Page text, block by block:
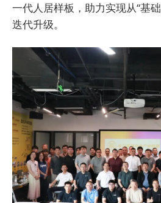
一代人居样板，助力实现从“基
迭代升级。